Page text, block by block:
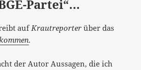
Partei“…
aufKrautreporter über das
.
der Autor Aussagen, die ich